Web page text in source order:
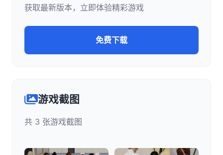
获取最新版本，立即体验精彩游戏
免费下载
游戏截图
共 3 张游戏截图